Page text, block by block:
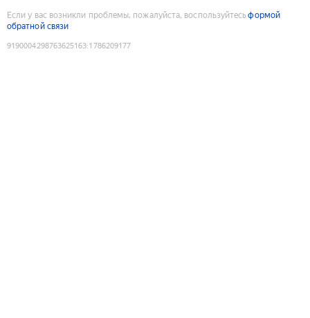
Если у вас возникли проблемы, пожалуйста, воспользуйтесьформой
обратной связи
9190004298763625163:1786209177